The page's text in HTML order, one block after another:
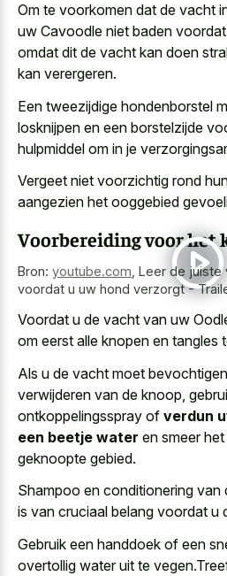
Om te voorkomen dat de vacht
uw Cavoodle niet baden
omdat dit de vacht kan doen
kan verergeren.
Een tweezijdige hondenborstel
losknijpen en een borstelzijde
hulpmiddel om in je
Vergeet niet voorzichtig rond
aangezien het ooggebied
Voorbereiding voor het
Bron: youtube.com Leer de juiste
voordat u uw hond verzorgt -
Voordat u de vacht van uw
om eerst alle knopen en tangles
Als u de vacht moet
verwijderen van de knoop,
ontkoppelingsspray of verdun
een beetje water en smeer
geknoopte gebied.
Shampoo en conditionering
is van cruciaal belang voordat u
Gebruik een handdoek of een
overtollig water uit te